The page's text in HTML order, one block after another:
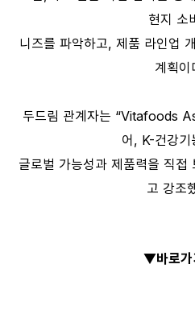
현지 소
니즈를 파악하고, 제품 라인업
계획이
두드림 관계자는 “Vitafoods
어, K-건강기
글로벌 가능성과 제품력을 직접
고 강조
▼바로